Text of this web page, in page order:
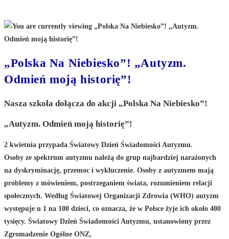
„Polska Na Niebiesko”! „Autyzm.
Odmień moją historię”!
Nasza szkoła dołącza do akcji „Polska Na Niebiesko”!
„Autyzm. Odmień moją historię”!
2 kwietnia przypada Światowy Dzień Świadomości Autyzmu.
Osoby ze spektrum autyzmu należą do grup najbardziej narażonych
na dyskryminację, przemoc i wykluczenie. Osoby z autyzmem mają
problemy z mówieniem, postrzeganiem świata, rozumieniem relacji
społecznych. Według Światowej Organizacji Zdrowia (WHO) autyzm
występuje u 1 na 100 dzieci, co oznacza, że w Polsce żyje ich około 400
tysięcy. Światowy Dzień Świadomości Autyzmu, ustanowiony przez
Zgromadzenie Ogólne ONZ,